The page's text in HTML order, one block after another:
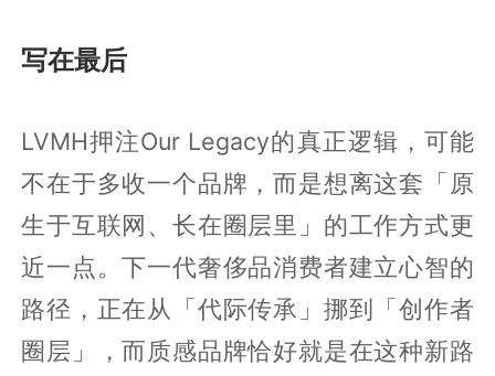
写在最后
LVMH押注Our Legacy的真正逻辑，可能
不在于多收一个品牌，而是想离这套「原
生于互联网、长在圈层里」的工作方式更
近一点。下一代奢侈品消费者建立心智的
路径，正在从「代际传承」挪到「创作者
圈层」，而质感品牌恰好就是在这种新路